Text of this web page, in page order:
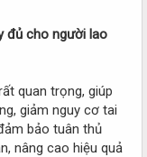
đủ cho người lao
quan trọng, giúp
giảm nguy cơ tai
bảo tuân thủ
nâng cao hiệu quả